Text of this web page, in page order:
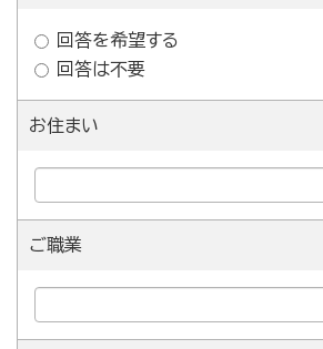
回答を希望する
回答は不要
お住まい
ご職業